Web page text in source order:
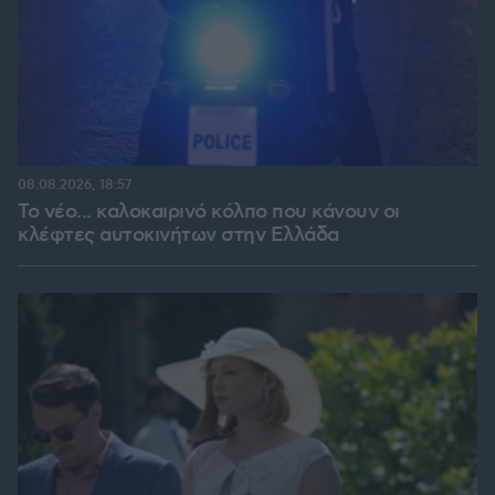
Το νέο... καλοκαιρινό κόλπο που κάνουν οι
κλέφτες αυτοκινήτων στην Ελλάδα
08.08.2026, 18:57